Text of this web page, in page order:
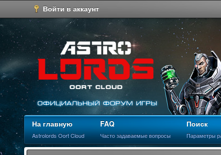
Войти в аккаунт
На главную
Astrolords Oort Cloud
FAQ
Часто задаваемые вопросы
Поиск
Параметры